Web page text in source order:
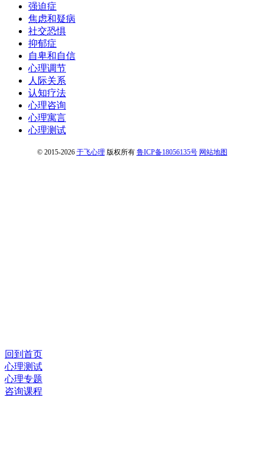
强迫症
焦虑和疑病
社交恐惧
抑郁症
自卑和自信
心理调节
人际关系
认知疗法
心理咨询
心理寓言
心理测试
© 2015-2026 于飞心理 版权所有 鲁ICP备18056135号 网站地图
回到首页
心理测试
心理专题
咨询课程